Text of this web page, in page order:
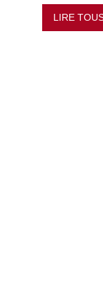
LIRE